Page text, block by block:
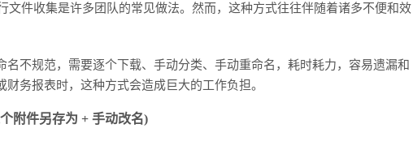
文件收集是许多团队的常见做法。然而，这种方式往往伴随着诸多不便和效
名不规范，需要逐个下载、手动分类、手动重命名，耗时耗力，容易遗漏和
务报表时，这种方式会造成巨大的工作负担。
附件另存为 + 手动改名)